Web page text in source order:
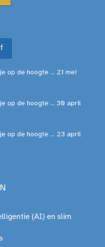
op de hoogte ... 21 mei
op de hoogte ... 30 april
op de hoogte ... 23 april
(AI) en slim